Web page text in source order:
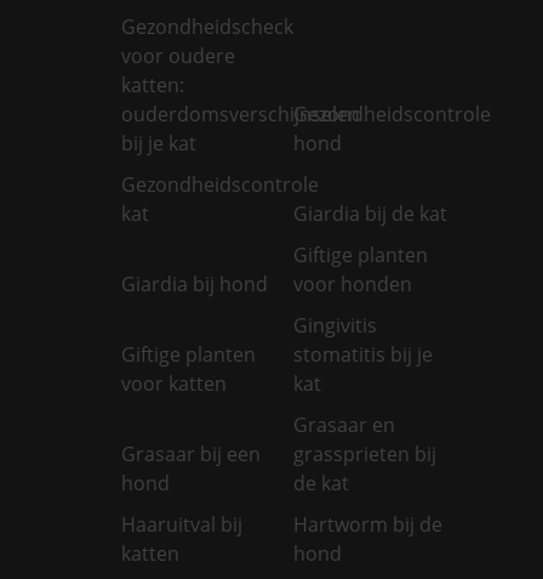
Gezondheidscheck
voor oudere
katten:
ouderdomsverschijnselen
bij je kat
Gezondheidscontrole
hond
Gezondheidscontrole
kat
Giardia bij de kat
Giardia bij hond
Giftige planten
voor honden
Giftige planten
voor katten
Gingivitis
stomatitis bij je
kat
Grasaar bij een
hond
Grasaar en
grassprieten bij
de kat
Haaruitval bij
katten
Hartworm bij de
hond